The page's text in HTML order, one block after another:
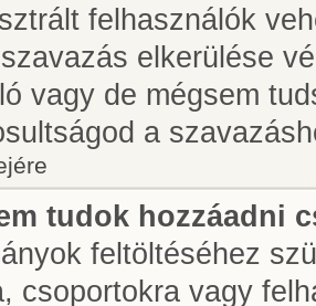
felhasználók
elkerülése
vagy de mégsem
a
tudok hozzáadni
feltöltéséhez
csoportokra vagy